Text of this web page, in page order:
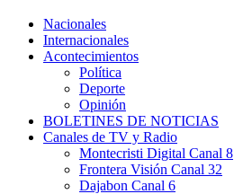
Nacionales
Internacionales
Acontecimientos
Política
Deporte
Opinión
BOLETINES DE NOTICIAS
Canales de TV y Radio
Montecristi Digital Canal 8
Frontera Visión Canal 32
Dajabon Canal 6